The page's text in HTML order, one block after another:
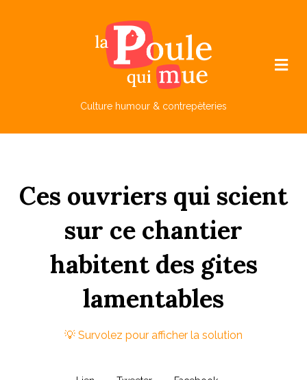
Culture humour & contrepèteries
M
e
Ces ouvriers qui scient
sur ce chantier
habitent des gites
lamentables